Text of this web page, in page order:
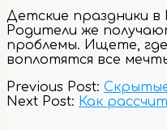
Детские праздники в
Родители же
проблемы. Ищете,
воплотятся все
2023-
11-
Previous Post:
Next Post: Как